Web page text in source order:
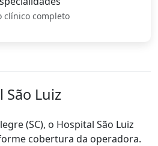
clínico completo
São Luiz
(SC), o Hospital São Luiz
cobertura da operadora.